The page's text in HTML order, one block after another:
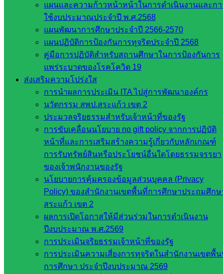
แผนและความก้าวหน้าหน้าในการดำเนินงานและก
ใช้งบประมาณประจำปี พ.ศ.2568
แผนพัฒนาการศึกษาประจำปี 2566-2570
แผนปฏิบัติการป้องกันการทุจริตประจำปี 2568
คู่มือการปฏิบัติสำหรับสถานศึกษาในการป้องกันการ
แพร่ระบาดของโรคโควิด 19
ส่งเสริมความโปร่งใส
การนำผลการประเมิน ITA ไปสู่การพัฒนาองค์กร
นวัตกรรม สพป.สระแก้ว เขต 2
ประมวลจริยธรรมสำหรับเจ้าหน้าที่ของรัฐ
การขับเคลื่อนนโยบาย no gift policy จากการปฏิบัติ
หน้าที่และการเสริมสร้างความรู้เกี่ยวกับหลักเกณฑ์
การรับทรัพย์สินหรือประโยชน์อื่นใดโดยธรรมจรรยา
ของเจ้าพนักงานของรัฐ
นโยบายการคุ้มครองข้อมูลส่วนบุคคล (Privacy
Policy) ของสำนักงานเขตพื้นที่การศึกษาประถมศึกษ
สระแก้ว เขต 2
ผลการเปิดโอกาสให้มีส่วนร่วมในการดำเนินงาน
ปีงบประมาณ พ.ศ.2569
การประเมินจริยธรรมเจ้าหน้าที่ของรัฐ
การประเมินความเสี่ยงการทุจริตในสำนักงานเขตพื้
การศึกษา ประจำปีงบประมาณ 2569
งานประชาสัมพันธ์ สพป.สก.2
หน่วยงาน
ที่เกี่ยวข้อง
กระทรวง
ศึกษาธิการ
กระทรวง
อุดมศึกษา
สำนักงาน
เลขาธิการ
สภาการ
สำนักงาน